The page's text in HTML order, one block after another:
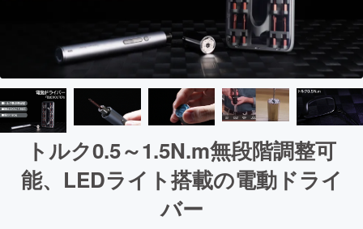
トルク0.5～1.5N.m無段階調整可
能、LEDライト搭載の電動ドライ
バー